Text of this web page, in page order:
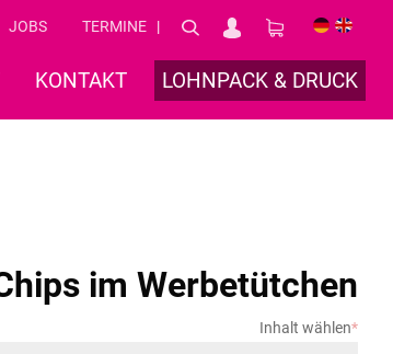
JOBS TERMINE DE EN
KONTAKT LOHNPACK & DRUCK
im Werbetütchen
Inhalt wählen*